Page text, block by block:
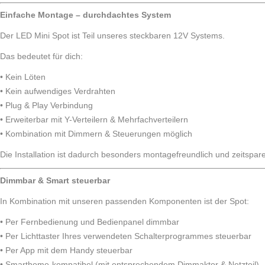
Einfache Montage – durchdachtes System
Der LED Mini Spot ist Teil unseres steckbaren 12V Systems.
Das bedeutet für dich:
• Kein Löten
• Kein aufwendiges Verdrahten
• Plug & Play Verbindung
• Erweiterbar mit Y-Verteilern & Mehrfachverteilern
• Kombination mit Dimmern & Steuerungen möglich
Die Installation ist dadurch besonders montagefreundlich und
Dimmbar & Smart steuerbar
In Kombination mit unseren passenden Komponenten ist der Spot:
• Per Fernbedienung und Bedienpanel dimmbar
• Per Lichttaster Ihres verwendeten Schalterprogrammes steuerbar
• Per App mit dem Handy steuerbar